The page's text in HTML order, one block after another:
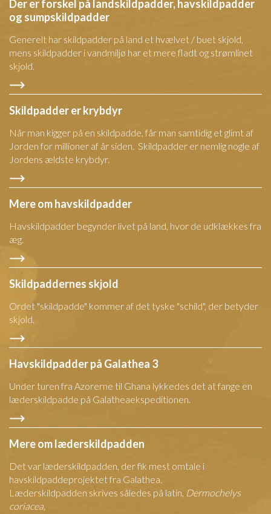
Der er forskel på landskildpadder, havskildpadder
og sumpskildpadder
Generelt har skildpadder på land et hvælvet / buet skjold,
mens skildpadder i vandmiljø har et mere fladt og strømlinet
skjold.
Skildpadder er krybdyr
Når man kigger på en skildpadde, får man samtidig et glimt af
Jorden for millioner af år siden. Skildpadder er nemlig nogle af
Jordens ældste krybdyr.
Mere om havskildpadder
Havskildpadder begynder livet på land, hvor de udklækkes fra
æg.
Skildpaddernes skjold
Ordet "skildpadde" kommer af det tyske "schild", der betyder
skjold.
Havskildpadder på Galathea 3
Under turen fra Azorerne til Ghana lykkedes det at fange en
læderskildpadde på Galatheaekspeditionen.
Mere om læderskildpadden
Det var læderskildpadden, der fik mest omtale i
havskildpaddeprojektet fra Galathea.
Læderskildpadden skrives således på latin, Dermochelys
coriacea,